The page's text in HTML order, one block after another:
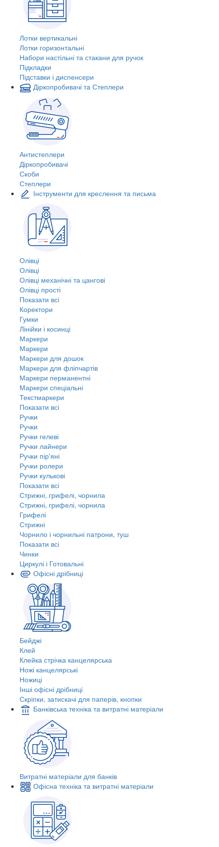
Лотки вертикальні
Лотки горизонтальні
Набори настільні та стакани для ручок
Підкладки
Підставки і диспенсери
Діркопробивачі та Степлери
Антистеплери
Діркопробивачі
Скоби
Степлери
Інструменти для креслення та письма
Олівці
Олівці
Олівці механічні та цангові
Олівці прості
Показати всі
Коректори
Гумки
Лінійки і косинці
Маркери
Маркери
Маркери для дошок
Маркери для фліпчартів
Маркери перманентні
Маркери спеціальні
Текстмаркери
Показати всі
Ручки
Ручки
Ручки гелеві
Ручки лайнери
Ручки пір'яні
Ручки ролери
Ручки кулькові
Показати всі
Стрижні, грифелі, чорнила
Стрижні, грифелі, чорнила
Грифелі
Стрижні
Чорнило і чорнильні патрони, туш
Показати всі
Чинки
Циркулі і Готовальні
Офісні дрібниці
Бейджі
Клей
Клейка стрічка канцелярська
Ножі канцелярські
Ножиці
Інші офісні дрібниці
Скріпки, затискачі для паперів, кнопки
Банківська техніка та витратні матеріали
Витратні матеріали для банків
Офісна техніка та витратні матеріали